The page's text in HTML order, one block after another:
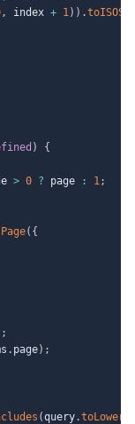
, index + 1) ) .
)
{
> 0 ? page : 1;
( {
;
. page) ;
(query.